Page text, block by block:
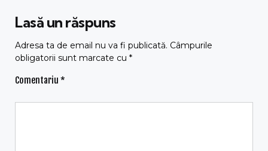
Lasă un răspuns
Adresa ta de email nu va fi publicată. Câmpurile
obligatorii sunt marcate cu *
Comentariu *